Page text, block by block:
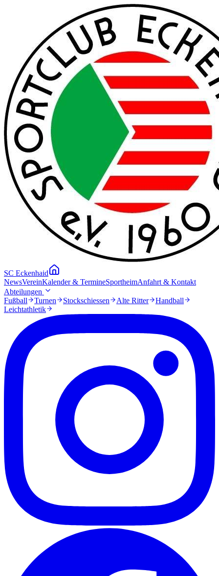
SC Eckenhaid
NewsVereinKalender & TermineSportheimAnfahrt & Kontakt
Abteilungen
Fußball
Turnen Stockschiessen Alte Ritter
Handball
Leichtathletik